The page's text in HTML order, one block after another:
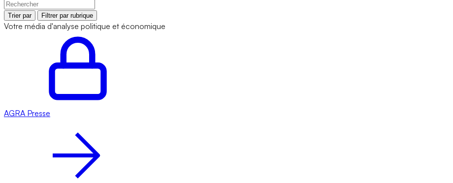
Trier par Filtrer par rubrique
Votre média d'analyse politique et économique
AGRA Presse